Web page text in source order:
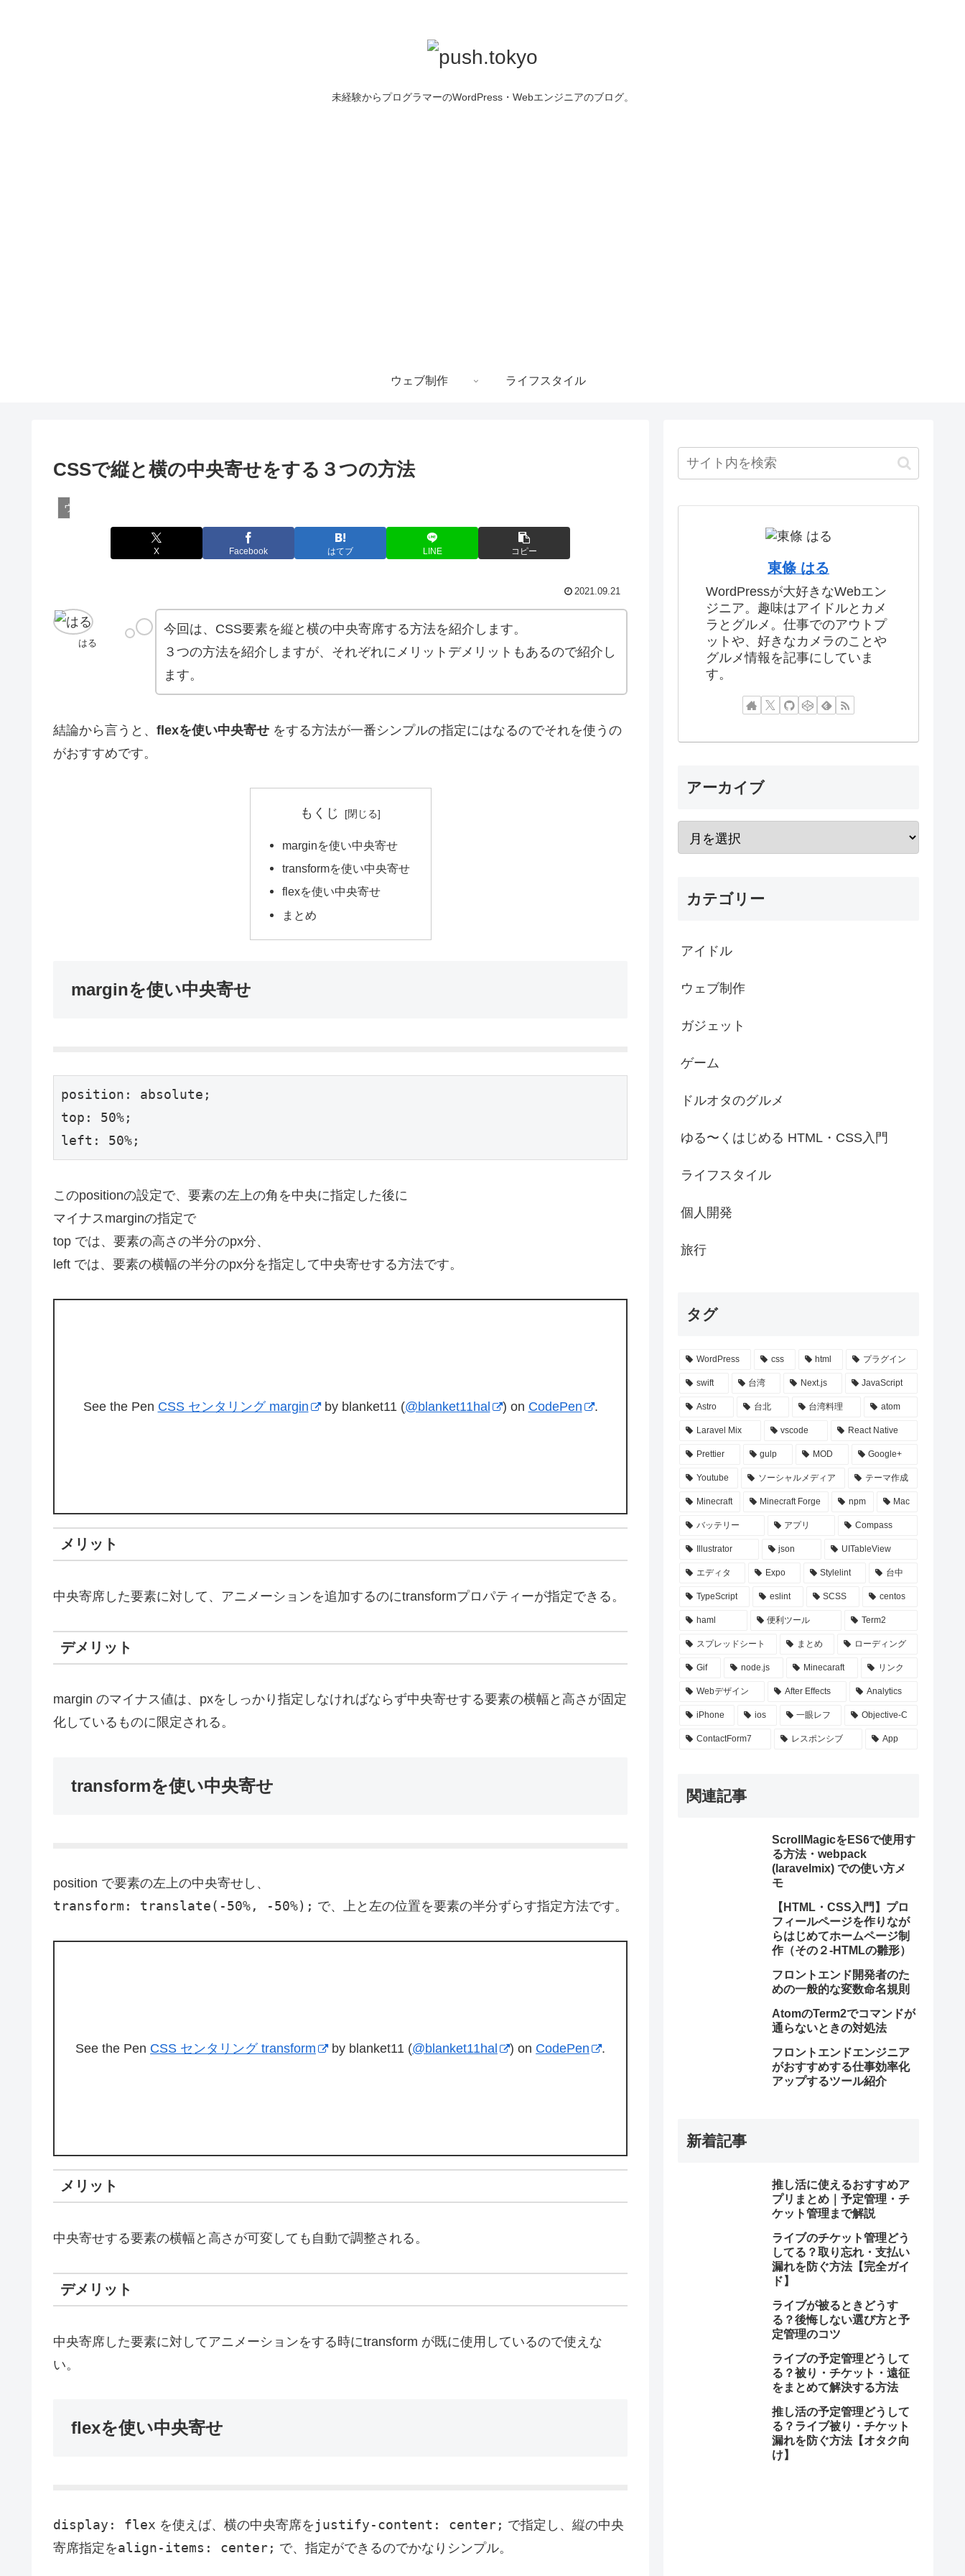
未経験からプログラマーのWordPress・Webエンジニアのブログ。
ウェブ制作 ライフスタイル
CSSで縦と横の中央寄せをする３つの方法
ウェブ制作
X Facebook はてブ LINE コピー
2021.09.21
はる
今回は、CSS要素を縦と横の中央寄席する方法を紹介します。
３つの方法を紹介しますが、それぞれにメリットデメリットもあるので紹介し
ます。
結論から言うと、 flexを使い中央寄せ をする方法が一番シンプルの指定にはなるのでそれを使うの
がおすすめです。
もくじ
marginを使い中央寄せ
transformを使い中央寄せ
flexを使い中央寄せ
まとめ
marginを使い中央寄せ
position: absolute;
top: 50%;
left: 50%;
このpositionの設定で、要素の左上の角を中央に指定した後に
マイナスmarginの指定で
top では、要素の高さの半分のpx分、
left では、要素の横幅の半分のpx分を指定して中央寄せする方法です。
See the Pen CSS センタリング margin by blanket11 (@blanket11hal ) on CodePen .
メリット
中央寄席した要素に対して、アニメーションを追加するのにtransformプロパティーが指定できる。
デメリット
margin のマイナス値は、pxをしっかり指定しなければならず中央寄せする要素の横幅と高さが固定
化しているものに限定される。
transformを使い中央寄せ
position で要素の左上の中央寄せし、
transform: translate(-50%, -50%); で、上と左の位置を要素の半分ずらす指定方法です。
See the Pen CSS センタリング transform by blanket11 (@blanket11hal ) on CodePen .
メリット
中央寄せする要素の横幅と高さが可変しても自動で調整される。
デメリット
中央寄席した要素に対してアニメーションをする時にtransform が既に使用しているので使えな
い。
flexを使い中央寄せ
display: flex を使えば、横の中央寄席を justify-content: center; で指定し、縦の中央
寄席指定をalign-items: center; で、指定ができるのでかなりシンプル。
東條 はる
WordPressが大好きなWebエン
ジニア。趣味はアイドルとカメ
ラとグルメ。仕事でのアウトプ
ットや、好きなカメラのことや
グルメ情報を記事にしていま
す。
アーカイブ
カテゴリー
アイドル
ウェブ制作
ガジェット
ゲーム
ドルオタのグルメ
ゆる〜くはじめる HTML・CSS入門
ライフスタイル
個人開発
旅行
タグ
WordPress css html プラグイン
swift 台湾 Next.js JavaScript
Astro 台北 台湾料理 atom
Laravel Mix vscode React Native
Prettier gulp MOD Google+
Youtube ソーシャルメディア テーマ作成
Minecraft Minecraft Forge npm Mac
バッテリー アプリ Compass
Illustrator json UITableView
エディタ Expo Stylelint 台中
TypeScript eslint SCSS centos
haml 便利ツール Term2
スプレッドシート まとめ ローディング
Gif node.js Minecaraft リンク
Webデザイン After Effects Analytics
iPhone ios 一眼レフ Objective-C
ContactForm7 レスポンシブ App
関連記事
ScrollMagicをES6で使用す
る方法・webpack
(laravelmix) での使い方メ
モ
【HTML・CSS入門】プロ
フィールページを作りなが
らはじめてホームページ制
作（その２-HTMLの雛形）
フロントエンド開発者のた
めの一般的な変数命名規則
AtomのTerm2でコマンドが
通らないときの対処法
フロントエンドエンジニア
がおすすめする仕事効率化
アップするツール紹介
新着記事
推し活に使えるおすすめア
プリまとめ｜予定管理・チ
ケット管理まで解説
ライブのチケット管理どう
してる？取り忘れ・支払い
漏れを防ぐ方法【完全ガイ
ド】
ライブが被るときどうす
る？後悔しない選び方と予
定管理のコツ
ライブの予定管理どうして
る？被り・チケット・遠征
をまとめて解決する方法
推し活の予定管理どうして
る？ライブ被り・チケット
漏れを防ぐ方法【オタク向
け】